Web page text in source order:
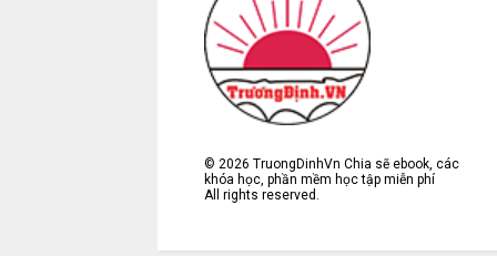
©2026 TruongDinhVn Chia sẽ ebook, các
khóa học, phần mềm học tập miễn phí
All rights reserved.